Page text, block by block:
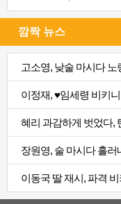
깜짝 뉴스
고소영, 낮술 마시다 노
이정재, ♥임세령 비키
혜리 과감하게 벗었다,
장원영, 술 마시다 흘
이동국 딸 재시, 파격